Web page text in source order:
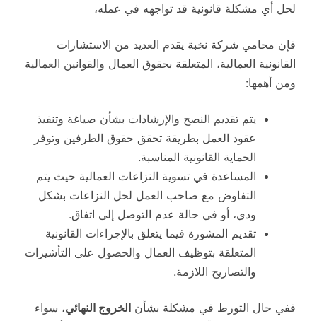
لحل أي مشكلة قانونية قد تواجهه في عمله،
فإن محامي شركة نخبة يقدم العديد من الاستشارات
القانونية العمالية، المتعلقة بحقوق العمال والقوانين العمالية
ومن أهمها:
يتم تقديم النصح والإرشادات بشأن صياغة وتنفيذ
عقود العمل بطريقة تحقق حقوق الطرفين وتوفر
الحماية القانونية المناسبة.
المساعدة في تسوية النزاعات العمالية حيث يتم
التفاوض مع صاحب العمل لحل النزاعات بشكل
ودي، أو في حالة عدم التوصل إلى اتفاق.
تقديم المشورة فيما يتعلق بالإجراءات القانونية
المتعلقة بتوظيف العمال والحصول على التأشيرات
والتصاريح اللازمة.
ففي حال التورط في مشكلة بشأن الخروج النهائي، سواء